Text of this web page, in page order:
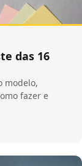
das 16
modelo,
fazer e